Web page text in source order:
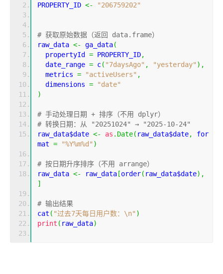
PROPERTY_ID <- "206759202"
# 获取原始数据（返回 data.frame）
raw_data <- ga_data(
  propertyId
= PROPERTY_ID,
  date_range
= c( "7daysAgo" , "yesterday" ),
  metrics
= "activeUsers" ,
  dimensions
=
"date"
)
# 手动处理日期 + 排序（不用 dplyr）
# 转换日期：从 "20251024" → "2025-10-24"
raw_data$date <- as . Date( raw_data$date,
for
mat = "%Y%m%d" )
# 按日期升序排序（不用 arrange）
raw_data <- raw_data [order( raw_data$date),
]
# 输出结果
cat ( "过去7天每日用户数：\n" )
print ( raw_data)